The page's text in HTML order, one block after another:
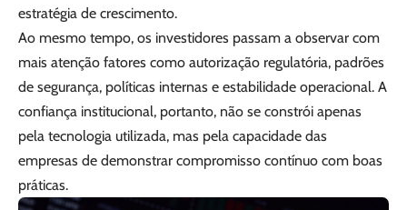
estratégia de crescimento.
Ao mesmo tempo, os investidores passam a observar com
mais atenção fatores como autorização regulatória, padrões
de segurança, políticas internas e estabilidade operacional. A
confiança institucional, portanto, não se constrói apenas
pela tecnologia utilizada, mas pela capacidade das
empresas de demonstrar compromisso contínuo com boas
práticas.